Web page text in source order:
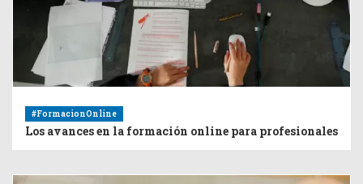
#FormacionOnline
Los avances en la formación online para profesionales